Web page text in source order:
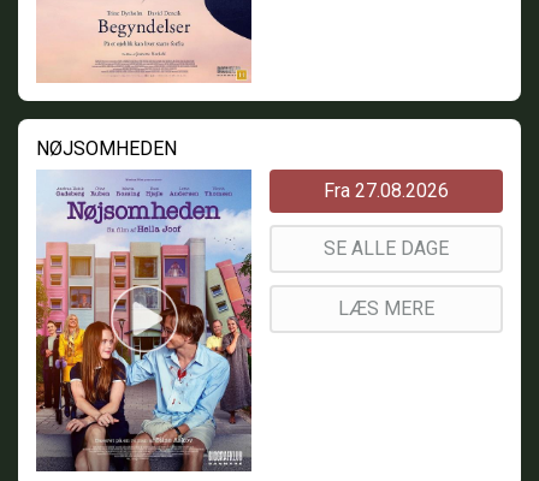
NØJSOMHEDEN
Fra 27.08.2026
SE ALLE DAGE
LÆS MERE